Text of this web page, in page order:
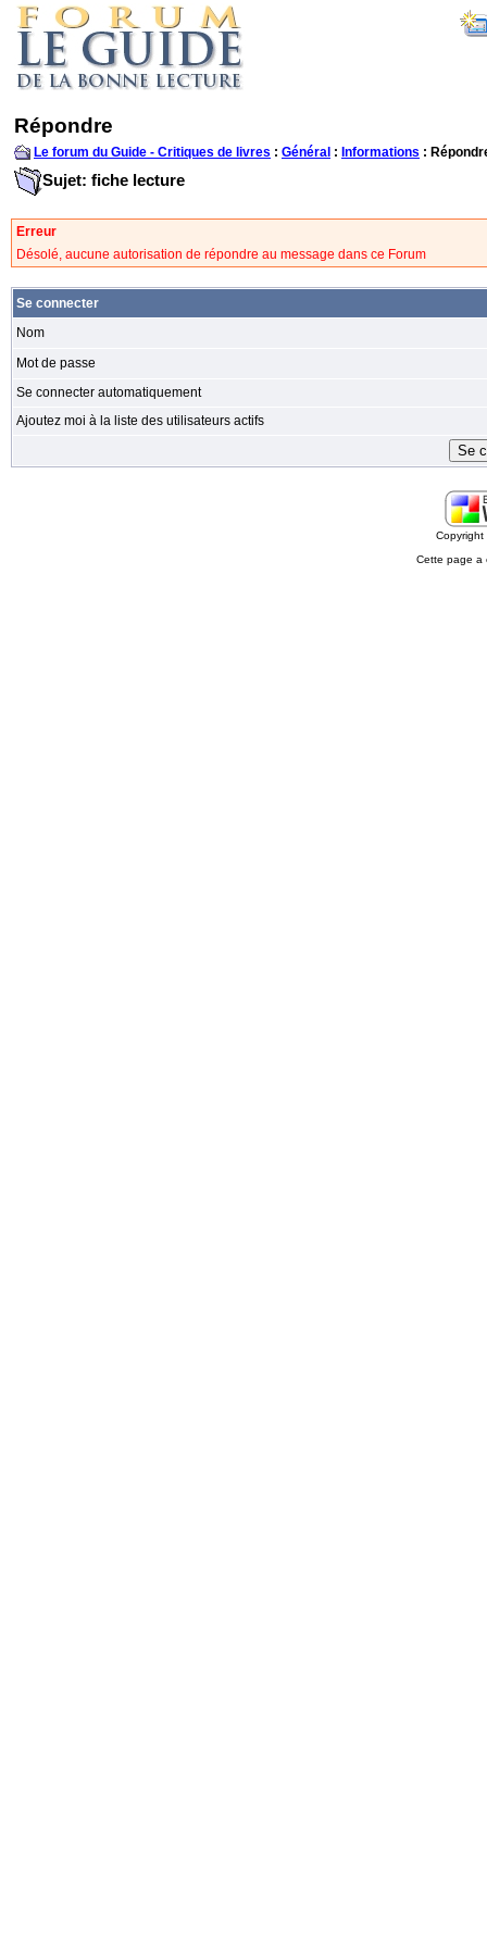
Répondre
Le forum du Guide - Critiques de livres : Général : Informations :
Sujet: fiche lecture
Erreur
Désolé, aucune autorisation de répondre au message dans ce Forum
Se connecter
Nom
Mot de passe
Se connecter automatiquement
Ajoutez moi à la liste des utilisateurs actifs
Cette page a